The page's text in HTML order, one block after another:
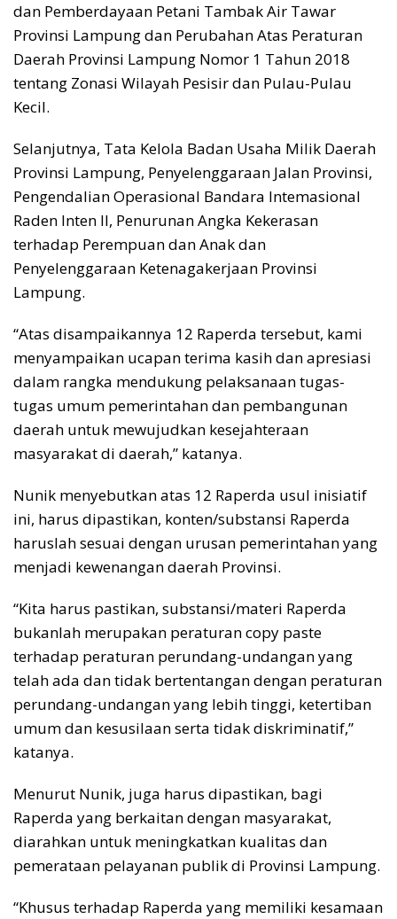
dan Pemberdayaan Petani Tambak Air Tawar
Provinsi Lampung dan Perubahan Atas Peraturan
Daerah Provinsi Lampung Nomor 1 Tahun 2018
tentang Zonasi Wilayah Pesisir dan Pulau-Pulau
Kecil.
Selanjutnya, Tata Kelola Badan Usaha Milik Daerah
Provinsi Lampung, Penyelenggaraan Jalan Provinsi,
Pengendalian Operasional Bandara Intemasional
Raden Inten II, Penurunan Angka Kekerasan
terhadap Perempuan dan Anak dan
Penyelenggaraan Ketenagakerjaan Provinsi
Lampung.
“Atas disampaikannya 12 Raperda tersebut, kami
menyampaikan ucapan terima kasih dan apresiasi
dalam rangka mendukung pelaksanaan tugas-
tugas umum pemerintahan dan pembangunan
daerah untuk mewujudkan kesejahteraan
masyarakat di daerah,” katanya.
Nunik menyebutkan atas 12 Raperda usul inisiatif
ini, harus dipastikan, konten/substansi Raperda
haruslah sesuai dengan urusan pemerintahan yang
menjadi kewenangan daerah Provinsi.
“Kita harus pastikan, substansi/materi Raperda
bukanlah merupakan peraturan copy paste
terhadap peraturan perundang-undangan yang
telah ada dan tidak bertentangan dengan peraturan
perundang-undangan yang lebih tinggi, ketertiban
umum dan kesusilaan serta tidak diskriminatif,”
katanya.
Menurut Nunik, juga harus dipastikan, bagi
Raperda yang berkaitan dengan masyarakat,
diarahkan untuk meningkatkan kualitas dan
pemerataan pelayanan publik di Provinsi Lampung.
“Khusus terhadap Raperda yang memiliki kesamaan